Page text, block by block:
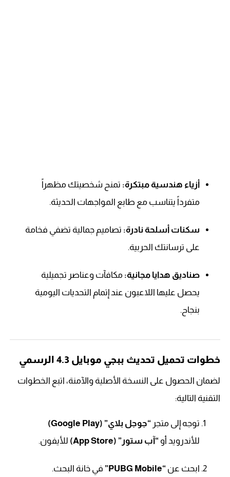
أزياء هندسية مبتكرة: تمنح شخصيتك مظهراً
متفرداً يتناسب مع طابع المواجهات الحديثة.
سكنات أسلحة نادرة: تصاميم جمالية تضفي فخامة
على ترسانتك الحربية.
صناديق هدايا مجانية: مكافآت وعناصر تجميلية
يحصل عليها اللاعبون عند إتمام التحديات اليومية
بنجاح.
خطوات تحميل تحديث ببجي موبايل 4.3 الرسمي
لضمان الحصول على النسخة الأصلية والآمنة، اتبع الخطوات
التقنية التالية:
توجه إلى متجر “جوجل بلاي” (Google Play)
للأندرويد أو “آب ستور” (App Store) للأيفون.
ابحث عن “PUBG Mobile” في خانة البحث.